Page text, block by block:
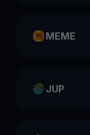
MEME
JUP